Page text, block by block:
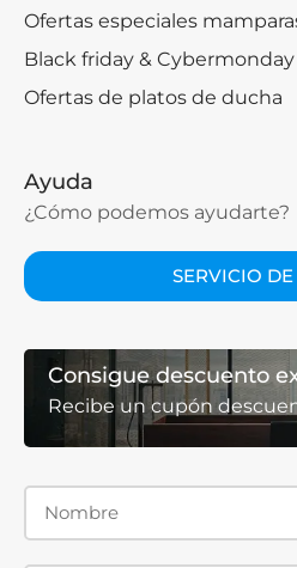
Ofertas especiales
Black friday & Cybermonday
Ofertas de platos de ducha
Ayuda
¿Cómo podemos ayudarte?
SERVICIO
Consigue descuento
Recibe un cupón